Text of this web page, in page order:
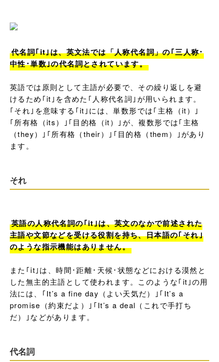
代名詞｢it｣は、英文法では「人称代名詞」の｢三人称･
中性･単数｣の代名詞とされています。
英語では原則として主語が必要で、その繰り返しを避
けるため｢it｣を含めた｢人称代名詞｣が用いられます。
｢それ｣を意味する｢it｣には、単数形では｢主格（it）｣
｢所有格（its）｣｢目的格（it）｣が、複数形では｢主格
（they）｣｢所有格（their）｣｢目的格（them）｣があり
ます。
それ
英語の人称代名詞の｢it｣は、英文のなかで前述された
主語や文節などを受ける役割を持ち、日本語の｢それ｣
のような指示機能はありません。
また｢it｣は、時間･距離･天候･状態などにおける漠然と
した無主的主語として使われます。このような｢it｣の用
法には、｢It’s a fine day（よい天気だ）｣｢It’s a
promise（約束だよ）｣｢It’s a deal（これで手打ち
だ）｣などがあります。
代名詞